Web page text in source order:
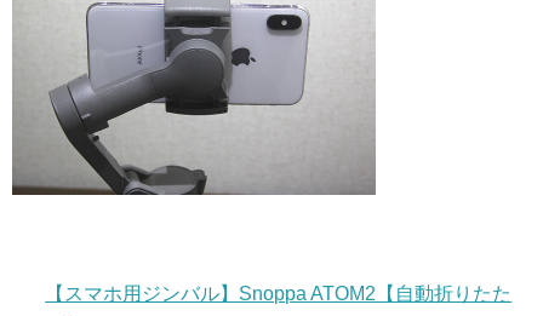
【スマホ用ジンバル】Snoppa ATOM2【自動折りたた